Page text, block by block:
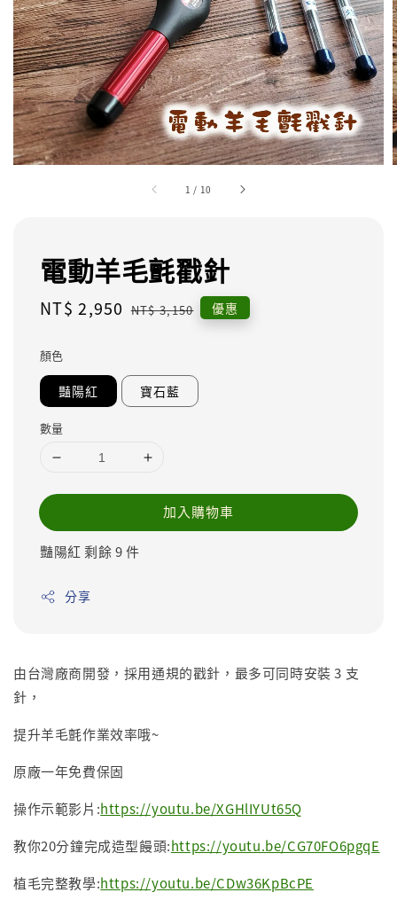
1 / 10
電動羊毛氈戳針
Sale
NT$ 2,950 Regular
NT$ 3,150 優惠
顏色
豔陽紅 寶石藍
數量
加入購物車
豔陽紅 剩餘 9 件
分享
由台灣廠商開發，採用通規的戳針，最多可同時安裝 3 支
針，
提升羊毛氈作業效率哦~
原廠一年免費保固
操作示範影片:https://youtu.be/XGHlIYUt65Q
教你20分鐘完成造型饅頭:https://youtu.be/CG70FO6pgqE
植毛完整教學:https://youtu.be/CDw36KpBcPE